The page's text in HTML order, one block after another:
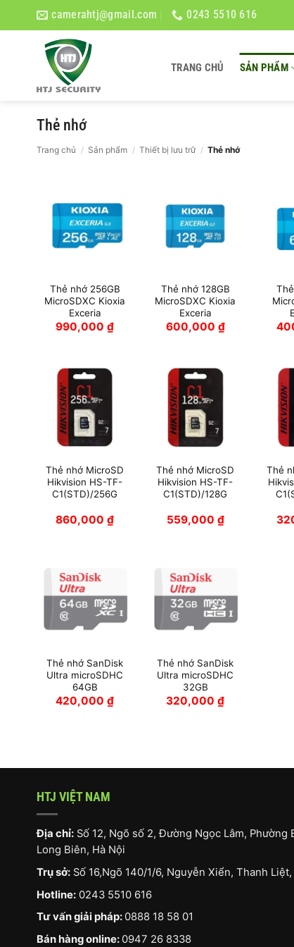
camerahtj@gmail.com 0243 5510 616
TRANG CHỦ SẢN PHẨM
Thẻ nhớ
Trang chủ / Sản phẩm / Thiết bị lưu trữ / Thẻ nhớ
Thẻ nhớ 256GB
MicroSDXC Kioxia
Exceria
990,000₫
Thẻ nhớ 128GB
MicroSDXC Kioxia
Exceria
600,000 ₫
Thẻ nhớ MicroSD
Hikvision HS-TF-
C1(STD)/256G
860,000₫
Thẻ nhớ MicroSD
Hikvision HS-TF-
C1(STD)/128G
559,000 ₫
Thẻ
Thẻ nhớ SanDisk
Ultra microSDHC
64GB
420,000₫
Thẻ nhớ SanDisk
Ultra microSDHC
32GB
320,000₫
HTJ VIỆT NAM
Địa chỉ: Số 12, Ngõ số 2, Đường Ngọc Lâm, Phường
Long Biên, Hà Nội
Trụ sở: Số 16,Ngõ 140/1/6, Nguyễn Xiển, Thanh Liệt,
Hotline: 0243 5510 616
Tư vấn giải pháp: 0888 18 58 01
Bán hàng online: 0947 26 8338